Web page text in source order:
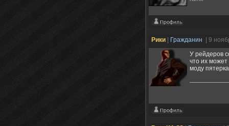
Рики Гражданин
| 9
У рейдеров
что их
моду